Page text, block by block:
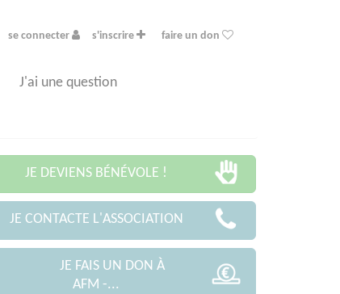
se connecter s'inscrire faire un don
J'ai une question
JE DEVIENS BÉNÉVOLE !
JE CONTACTE L'ASSOCIATION
JE FAIS UN DON À
AFM -...